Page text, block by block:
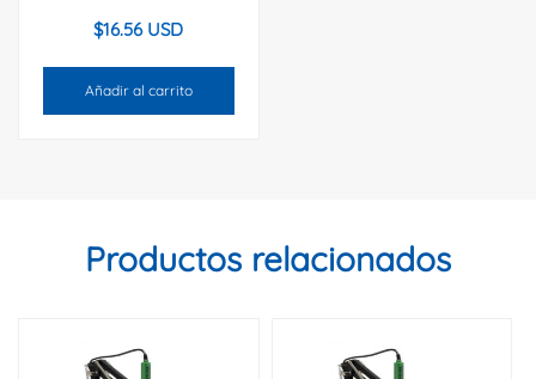
$16.56 USD
Añadir al carrito
Productos relacionados